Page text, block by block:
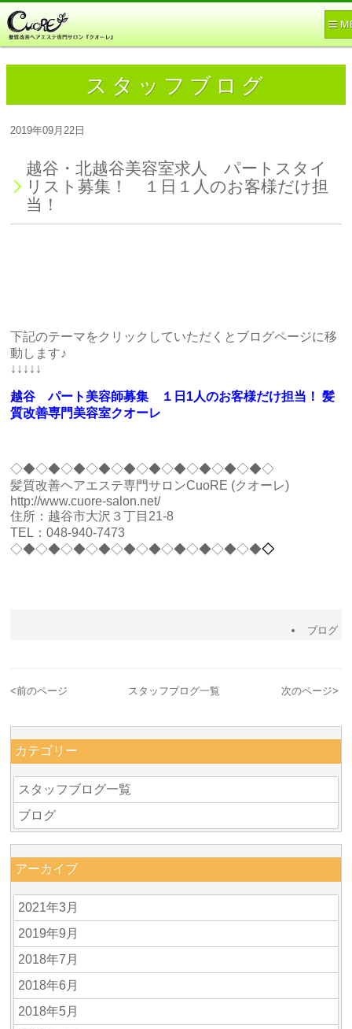
スタッフブログ
2019年09月22日
越谷・北越谷美容室求人 パートスタイ
リスト募集！ １日１人のお客様だけ担
当！
下記のテーマをクリックしていただくとブログページに移
動します♪
↓↓↓↓↓
越谷 パート美容師募集 １日1人のお客様だけ担当！ 髪
質改善専門美容室クオーレ
◇◆◇◆◇◆◇◆◇◆◇◆◇◆◇◆◇◆◇◆◇
髪質改善ヘアエステ専門サロンCuoRE (クオーレ)
http://www.cuore-salon.net/
住所：越谷市大沢３丁目21-8
TEL：048-940-7473
◇◆◇◆◇◆◇◆◇◆◇◆◇◆◇◆◇◆◇◆◇
ブログ
<前のページ スタッフブログ一覧 次のページ>
カテゴリー
スタッフブログ一覧
ブログ
アーカイブ
2021年3月
2019年9月
2018年7月
2018年6月
2018年5月